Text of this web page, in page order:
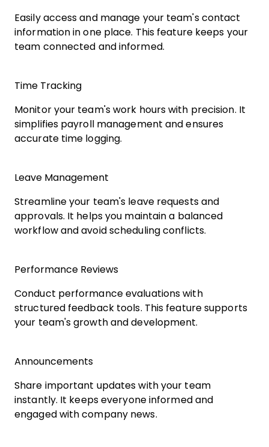
Easily access and manage your team's contact
information in one place. This feature keeps your
team connected and informed.
Time Tracking
Monitor your team's work hours with precision. It
simplifies payroll management and ensures
accurate time logging.
Leave Management
Streamline your team's leave requests and
approvals. It helps you maintain a balanced
workflow and avoid scheduling conflicts.
Performance Reviews
Conduct performance evaluations with
structured feedback tools. This feature supports
your team's growth and development.
Announcements
Share important updates with your team
instantly. It keeps everyone informed and
engaged with company news.